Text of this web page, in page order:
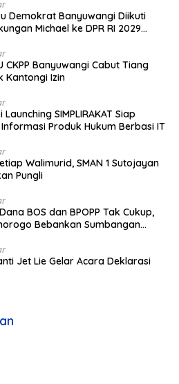
Demokrat Banyuwangi Diikuti
Michael ke DPR RI 2029
CKPP Banyuwangi Cabut Tiang
Kantongi Izin
SIMPLIRAKAT Siap
Produk Hukum Berbasi IT
Walimurid, SMAN 1 Sutojayan
Pungli
BOS dan BPOPP Tak Cukup,
Bebankan Sumbangan
Jet Lie Gelar Acara Deklarasi